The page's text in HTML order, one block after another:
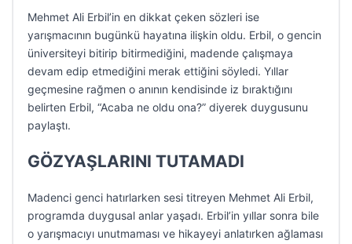
Mehmet Ali Erbil’in en dikkat çeken sözleri ise
yarışmacının bugünkü hayatına ilişkin oldu. Erbil, o gencin
üniversiteyi bitirip bitirmediğini, madende çalışmaya
devam edip etmediğini merak ettiğini söyledi. Yıllar
geçmesine rağmen o anının kendisinde iz bıraktığını
belirten Erbil, “Acaba ne oldu ona?” diyerek duygusunu
paylaştı.
GÖZYAŞLARINI TUTAMADI
Madenci genci hatırlarken sesi titreyen Mehmet Ali Erbil,
programda duygusal anlar yaşadı. Erbil’in yıllar sonra bile
o yarışmacıyı unutmaması ve hikayeyi anlatırken ağlaması